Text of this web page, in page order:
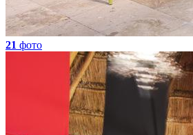
21 фото